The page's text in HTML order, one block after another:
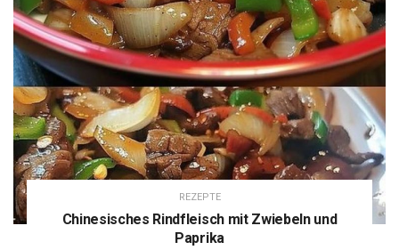
REZEPTE
Chinesisches Rindfleisch mit Zwiebeln und
Paprika